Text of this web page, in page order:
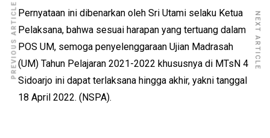
Pernyataan ini dibenarkan oleh Sri Utami selaku Ketua
Pelaksana, bahwa sesuai harapan yang tertuang dalam
POS UM, semoga penyelenggaraan Ujian Madrasah
(UM) Tahun Pelajaran 2021-2022 khususnya di MTsN 4
Sidoarjo ini dapat terlaksana hingga akhir, yakni tanggal
18 April 2022. (NSPA).
PREVIOUS ARTICLE NEXT ARTICLE